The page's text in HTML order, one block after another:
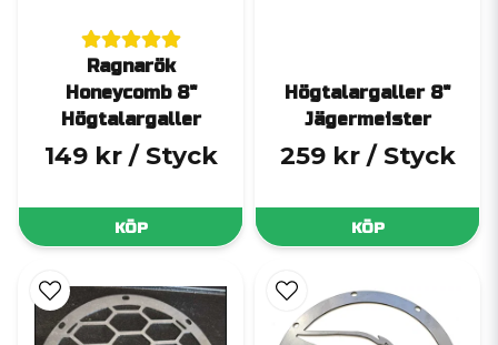
Ragnarök
Honeycomb 8"
Högtalargaller
149 kr / Styck
KÖP
Högtalargaller 8"
Jägermeister
259 kr / Styck
KÖP